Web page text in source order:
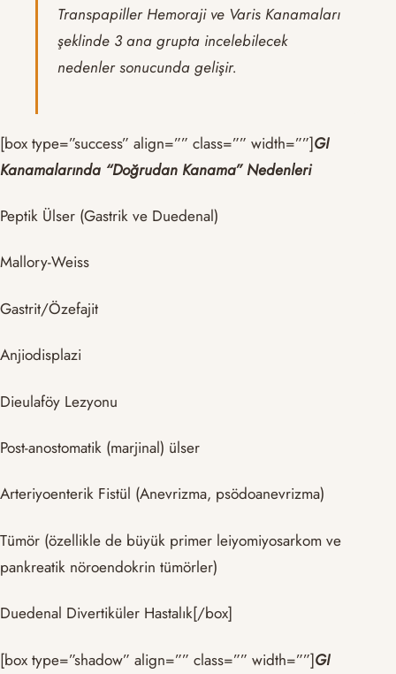
Transpapiller Hemoraji ve Varis Kanamaları
şeklinde 3 ana grupta incelebilecek
nedenler sonucunda gelişir.
[box type=”success” align=”” class=”” width=””]GI
Kanamalarında “Doğrudan Kanama” Nedenleri
Peptik Ülser (Gastrik ve Duedenal)
Mallory-Weiss
Gastrit/Özefajit
Anjiodisplazi
Dieulaföy Lezyonu
Post-anostomatik (marjinal) ülser
Arteriyoenterik Fistül (Anevrizma, psödoanevrizma)
Tümör (özellikle de büyük primer leiyomiyosarkom ve
pankreatik nöroendokrin tümörler)
Duedenal Divertiküler Hastalık[/box]
[box type=”shadow” align=”” class=”” width=””]GI